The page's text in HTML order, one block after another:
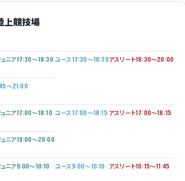
上競技場
ュニア17:30〜18:30 ユース17:30〜18:30アスリート18:30〜20:00
〜21:00
ュニア17:00〜18:10 ユース17:00〜18:15 アスリート17:00〜18:15
ュニア19:00〜20:00
ュニア9:00〜10:10 ユース9:00〜10:10 アスリート10:15〜11:45